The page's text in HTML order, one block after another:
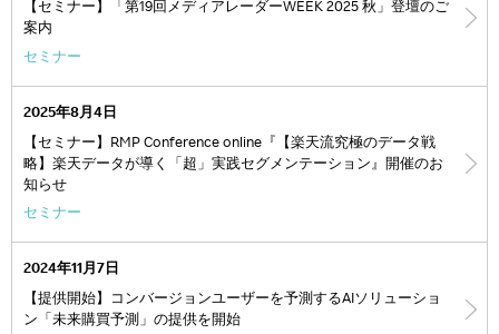
【セミナー】「第19回メディアレーダーWEEK 2025 秋」登壇のご
案内
セミナー
2025年8月4日
【セミナー】RMP Conference online『【楽天流究極のデータ戦
略】楽天データが導く「超」実践セグメンテーション』開催のお
知らせ
セミナー
2024年11月7日
【提供開始】コンバージョンユーザーを予測するAIソリューショ
ン「未来購買予測」の提供を開始